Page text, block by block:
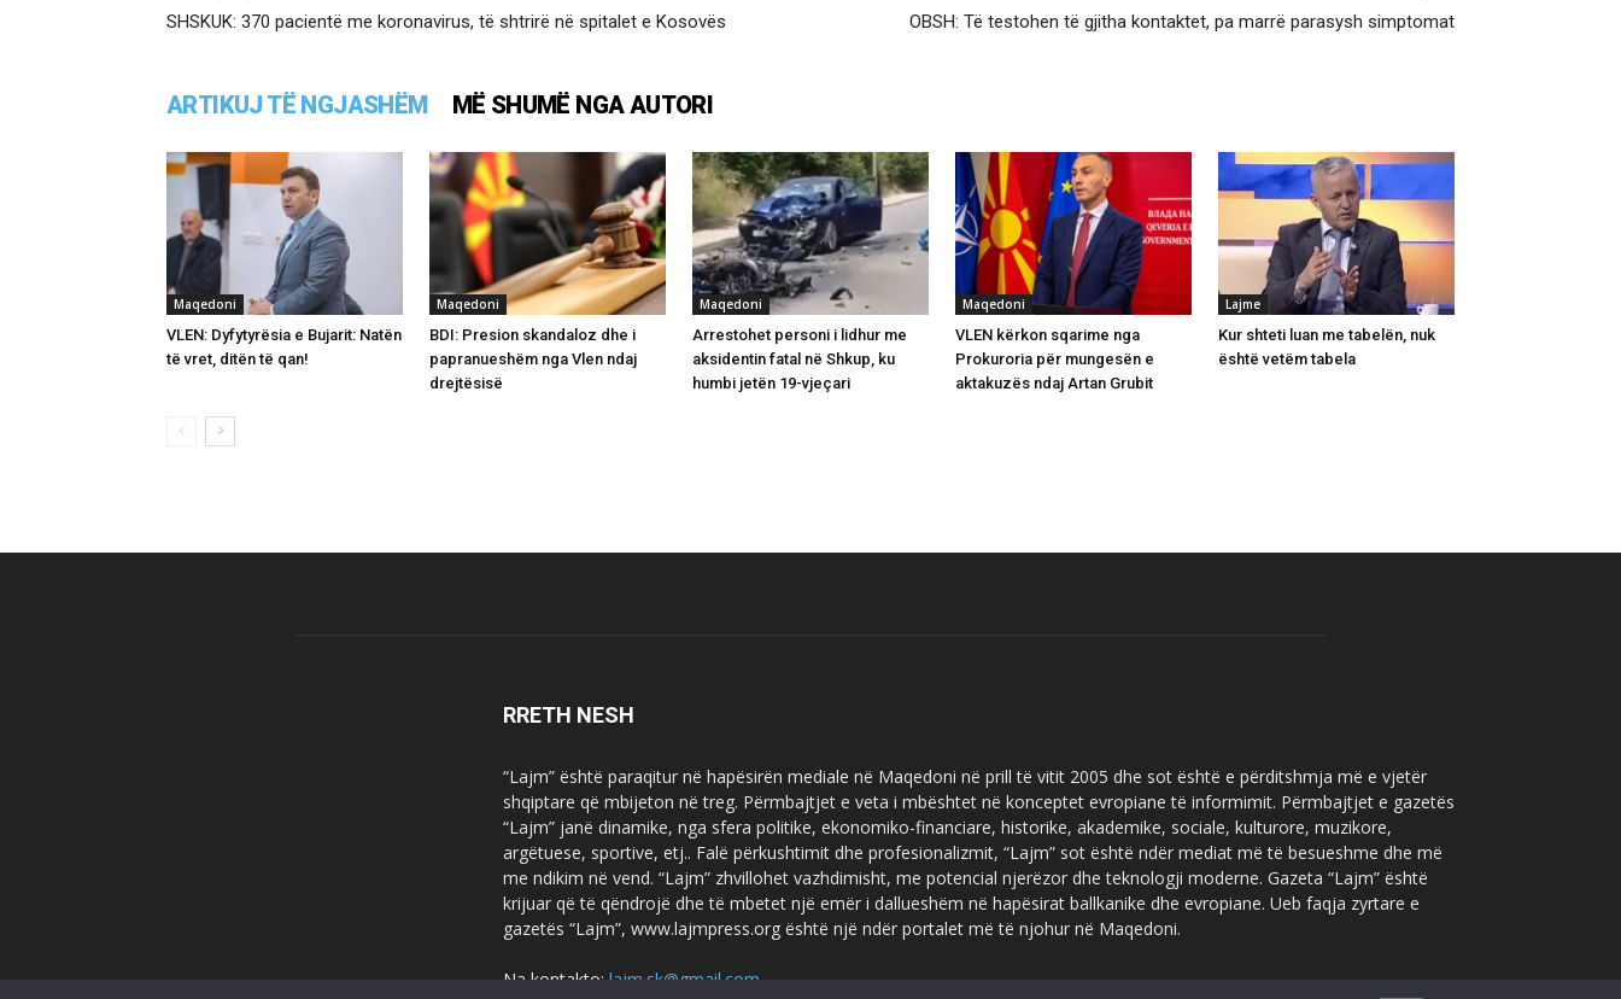
SHSKUK: 370 pacientë me koronavirus, të shtrirë në spitalet e Kosovës OBSH: Të testohen të gjitha kontaktet, pa marrë parasysh simptomat
ARTIKUJ TË NGJASHËM MË SHUMË NGA AUTORI
Maqedoni
VLEN: Dyfytyrësia e Bujarit: Natën
të vret, ditën të qan!
Maqedoni
BDI: Presion skandaloz dhe i
papranueshëm nga Vlen ndaj
drejtësisë
Maqedoni
Arrestohet personi i lidhur me
aksidentin fatal në Shkup, ku
humbi jetën 19-vjeçari
Maqedoni
VLEN kërkon sqarime nga
Prokuroria për mungesën e
aktakuzës ndaj Artan Grubit
Lajme
Kur shteti luan me tabelën, nuk
është vetëm tabela
RRETH NESH
“Lajm” është paraqitur në hapësirën mediale në Maqedoni në prill të vitit 2005 dhe sot është e përditshmja më e vjetër
shqiptare që mbijeton në treg. Përmbajtjet e veta i mbështet në konceptet evropiane të informimit. Përmbajtjet e gazetës
“Lajm” janë dinamike, nga sfera politike, ekonomiko-financiare, historike, akademike, sociale, kulturore, muzikore,
argëtuese, sportive, etj.. Falë përkushtimit dhe profesionalizmit, “Lajm” sot është ndër mediat më të besueshme dhe më
me ndikim në vend. “Lajm” zhvillohet vazhdimisht, me potencial njerëzor dhe teknologji moderne. Gazeta “Lajm” është
krijuar që të qëndrojë dhe të mbetet një emër i dallueshëm në hapësirat ballkanike dhe evropiane. Ueb faqja zyrtare e
gazetës “Lajm”, www.lajmpress.org është një ndër portalet më të njohur në Maqedoni.
Na kontakto:lajm.sk@gmail.com